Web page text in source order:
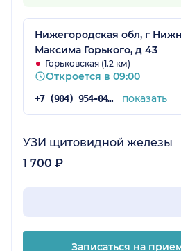
Нижегородская обл, г
Максима Горького, д 43
Горьковская (1.2 км)
Откроется в 09:00
+7 (904) 954-04-31 показать
УЗИ щитовидной железы
1 700 ₽
Записаться на